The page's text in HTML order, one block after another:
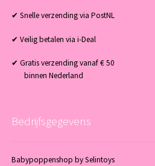
✔ Snelle verzending via PostNL
✔ Veilig betalen via i-Deal
✔ Gratis verzending vanaf € 50
binnen Nederland
Bedrijfsgegevens
Babypoppenshop by Selintoys